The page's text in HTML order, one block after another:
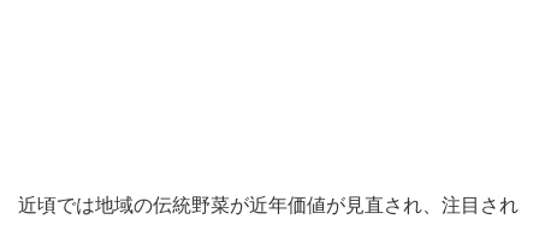
近頃では地域の伝統野菜が近年価値が見直され、注目され